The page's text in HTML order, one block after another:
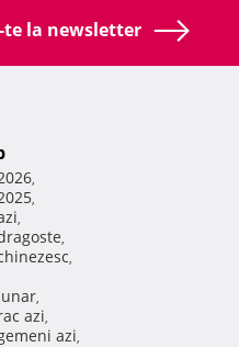
te la newsletter
,
,
,
,
,
,
azi,
azi,